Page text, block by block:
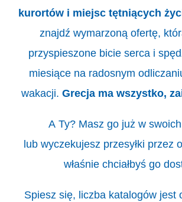
kurortów i miejsc tętniących
znajdź wymarzoną ofertę,
przyspieszone bicie serca i
miesiące na radosnym
wakacji. Grecja ma wszystko,
A Ty? Masz go już w
lub wyczekujesz przesyłki przez
właśnie chciałbyś go
Spiesz się, liczba katalogów jest